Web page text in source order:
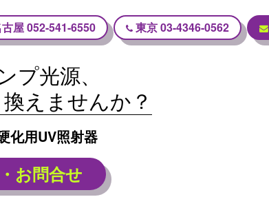
屋052-541-6550 東京03-4346-0562
プ光源、
えませんか？
化用UV照射器
お問合せ